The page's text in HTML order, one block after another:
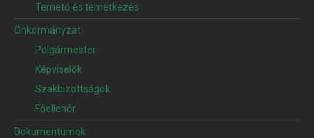
Temető és temetkezés
Önkormányzat
Polgármester
Képviselők
Szakbizottságok
Főellenőr
Dokumentumok